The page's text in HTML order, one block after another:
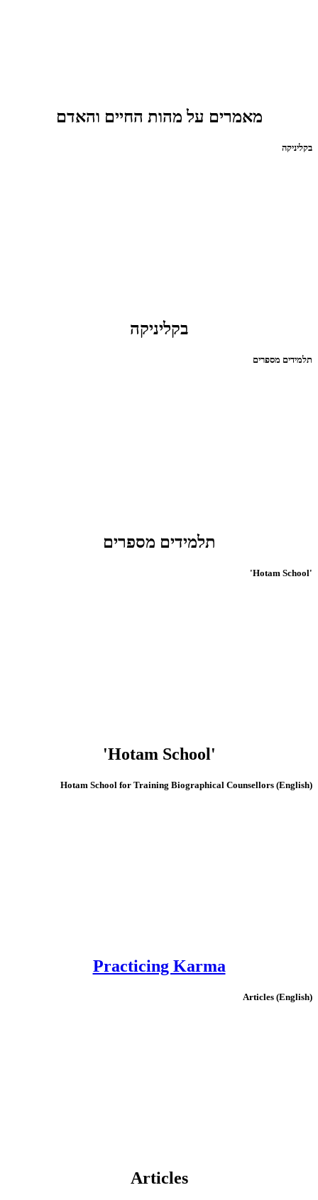
מאמרים על מהות החיים והאדם
בקליניקה
בקליניקה
תלמידים מספרים
תלמידים מספרים
'Hotam School'
'Hotam School'
(English) Hotam School for Training Biographical Counsellors
Practicing Karma
(English) Articles
Articles